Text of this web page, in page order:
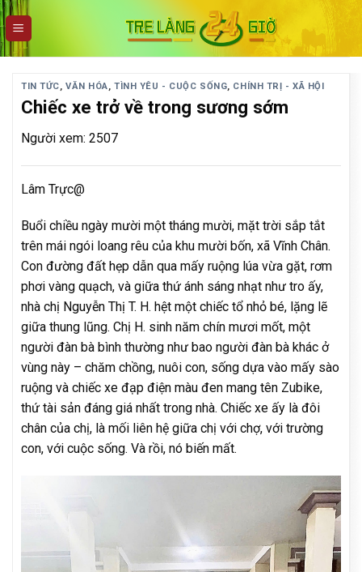
Skip
to
content
TIN TỨC,VĂN HÓA,TÌNH YÊU - CUỘC SỐNG, CHÍNH TRỊ - XÃ HỘI
Chiếc xe trở về trong sương sớm
Người xem: 2507
Lâm Trực@
Buổi chiều ngày mười một tháng mười, mặt trời sắp tắt
trên mái ngói loang rêu của khu mười bốn, xã Vĩnh Chân.
Con đường đất hẹp dẫn qua mấy ruộng lúa vừa gặt, rơm
phơi vàng quạch, và giữa thứ ánh sáng nhạt như tro ấy,
nhà chị Nguyễn Thị T. H. hệt một chiếc tổ nhỏ bé, lặng lẽ
giữa thung lũng. Chị H. sinh năm chín mươi mốt, một
người đàn bà bình thường như bao người đàn bà khác ở
vùng này – chăm chồng, nuôi con, sống dựa vào mấy sào
ruộng và chiếc xe đạp điện màu đen mang tên Zubike,
thứ tài sản đáng giá nhất trong nhà. Chiếc xe ấy là đôi
chân của chị, là mối liên hệ giữa chị với chợ, với trường
con, với cuộc sống. Và rồi, nó biến mất.